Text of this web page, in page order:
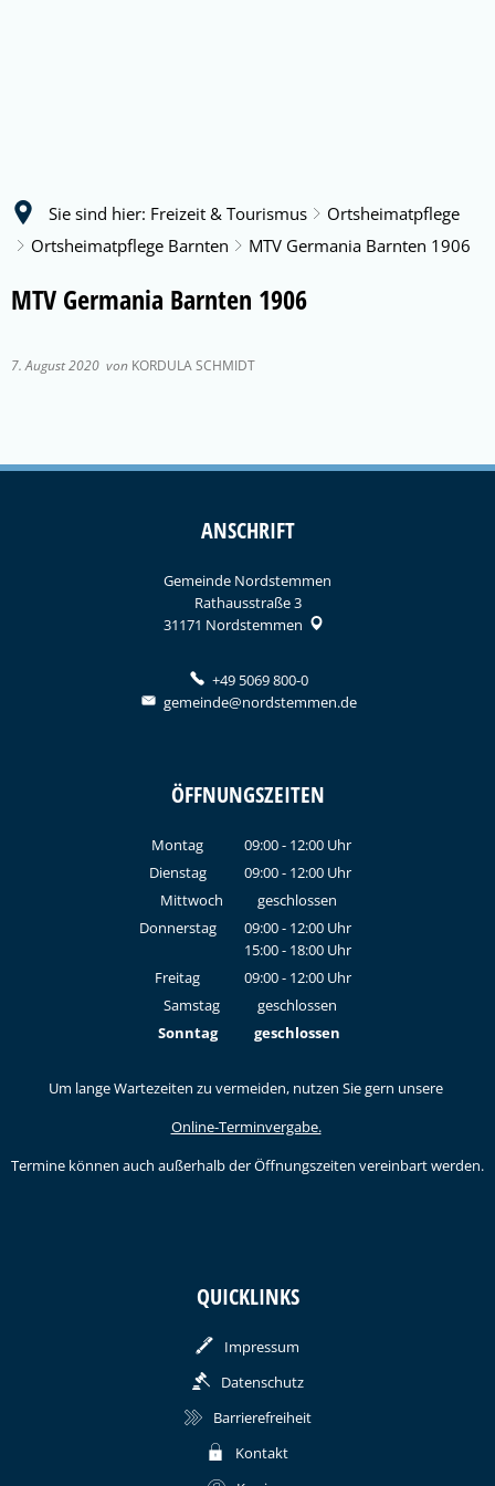
Sie sind hier: Freizeit & Tourismus
Ortsheimatpflege
Ortsheimatpflege Barnten
MTV Germania Barnten 1906
MTV Germania Barnten 1906
7. August 2020 von KORDULA SCHMIDT
ANSCHRIFT
Gemeinde Nordstemmen
Rathausstraße 3
31171 Nordstemmen
+49 5069 800-0
gemeinde@nordstemmen.de
ÖFFNUNGSZEITEN
Montag 09:00- 12:00Uhr
Von 09:00 bis 12:00 Uhr
Dienstag 09:00- 12:00Uhr
Von 09:00 bis 12:00 Uhr
Mittwoch
geschlossen
Donnerstag
09:00- 12:00Uhr
Von 09:00 bis 12:00 Uhr
15:00- 18:00Uhr
Von 15:00 bis 18:00 Uhr
Freitag 09:00- 12:00Uhr
Von 09:00 bis 12:00 Uhr
Samstag
geschlossen
Sonntag
geschlossen
Um lange Wartezeiten zu vermeiden, nutzen Sie gern unsere
Online-Terminvergabe.
Termine können auch außerhalb der Öffnungszeiten vereinbart werden.
QUICKLINKS
Impressum
Datenschutz
Barrierefreiheit
Kontakt